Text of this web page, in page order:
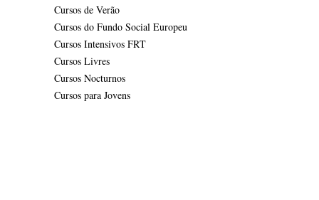
Cursos de Verão
Cursos do Fundo Social Europeu
Cursos Intensivos FRT
Cursos Livres
Cursos Nocturnos
Cursos para Jovens